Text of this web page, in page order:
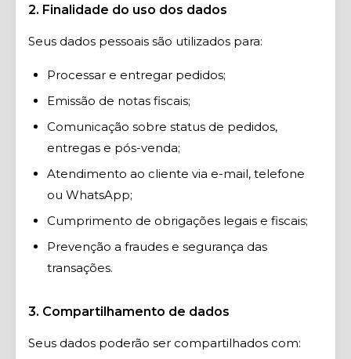
2. Finalidade do uso dos dados
Seus dados pessoais são utilizados para:
Processar e entregar pedidos;
Emissão de notas fiscais;
Comunicação sobre status de pedidos,
entregas e pós-venda;
Atendimento ao cliente via e-mail, telefone
ou WhatsApp;
Cumprimento de obrigações legais e fiscais;
Prevenção a fraudes e segurança das
transações.
3. Compartilhamento de dados
Seus dados poderão ser compartilhados com: